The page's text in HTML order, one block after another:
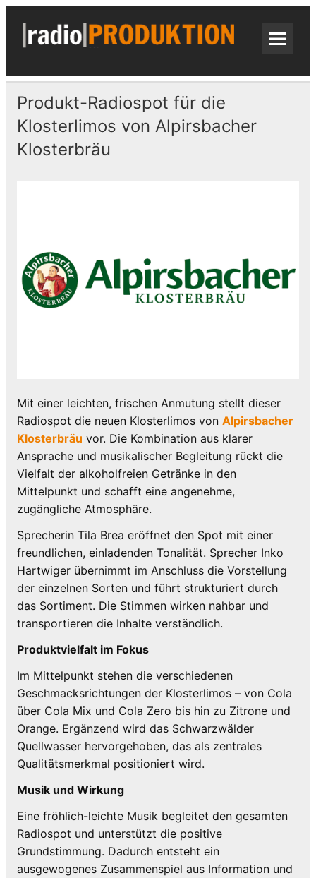
Skip
content
Produkt-Radiospot für die
Klosterlimos von Alpirsbacher
Klosterbräu
Mit einer leichten, frischen Anmutung stellt dieser
Radiospot die neuen Klosterlimos von Alpirsbacher
Klosterbräu vor. Die Kombination aus klarer
Ansprache und musikalischer Begleitung rückt die
Vielfalt der alkoholfreien Getränke in den
Mittelpunkt und schafft eine angenehme,
zugängliche Atmosphäre.
Sprecherin Tila Brea eröffnet den Spot mit einer
freundlichen, einladenden Tonalität. Sprecher Inko
Hartwiger übernimmt im Anschluss die Vorstellung
der einzelnen Sorten und führt strukturiert durch
das Sortiment. Die Stimmen wirken nahbar und
transportieren die Inhalte verständlich.
Produktvielfalt im Fokus
Im Mittelpunkt stehen die verschiedenen
Geschmacksrichtungen der Klosterlimos – von Cola
über Cola Mix und Cola Zero bis hin zu Zitrone und
Orange. Ergänzend wird das Schwarzwälder
Quellwasser hervorgehoben, das als zentrales
Qualitätsmerkmal positioniert wird.
Musik und Wirkung
Eine fröhlich-leichte Musik begleitet den gesamten
Radiospot und unterstützt die positive
Grundstimmung. Dadurch entsteht ein
ausgewogenes Zusammenspiel aus Information und